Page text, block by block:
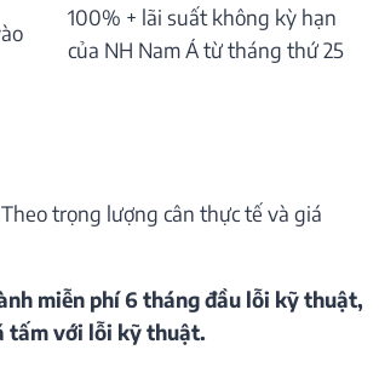
100% + lãi suất không kỳ hạn
của NH Nam Á từ tháng thứ 25
trọng lượng cân thực tế và giá
miễn phí 6 tháng đầu lỗi kỹ thuật,
tấm với lỗi kỹ thuật.